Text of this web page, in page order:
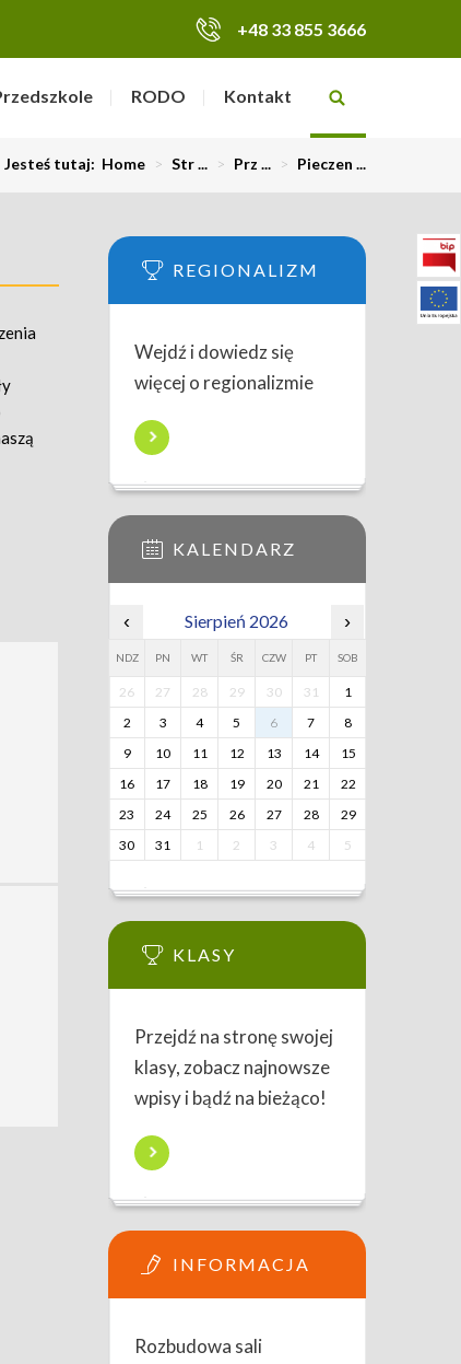
+48 33 855 3666
RODO Kontakt
Jesteś tutaj: Home > Str ... > Prz ... > Pieczen ...
REGIONALIZM
Wejdź i dowiedz się
więcej o regionalizmie
KALENDARZ
‹ Sierpień 2026 ›
NDZ PN WT ŚR CZW PT SOB
26 27 28 29 30 31
1
2
3 4 5 6 7
8
9
10 11 12 13 14
15
16
17 18 19 20 21
22
23
24 25 26 27 28
29
30
31 1 2 3 4 5
KLASY
Przejdź na stronę swojej
klasy, zobacz najnowsze
wpisy i bądź na bieżąco!
INFORMACJA
Rozbudowa sali